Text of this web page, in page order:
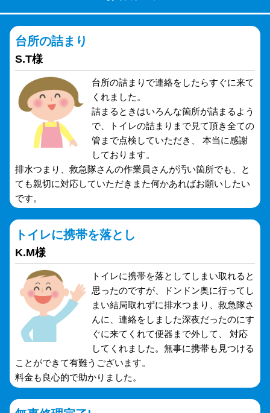
台所の詰まり
S.T様
台所の詰まりで連絡をしたらすぐに来て
くれました。
詰まるときはいろんな箇所が詰まるよう
で、トイレの詰まりまで見て頂き全ての
管まで点検していただき、 本当に感謝
しております。
排水つまり、救急隊さんの作業員さんが汚い箇所でも、と
ても親切に対応していただきまた何かあればお願いしたい
です。
トイレに携帯を落とし
K.M様
トイレに携帯を落としてしまい取れると
思ったのですが、ドンドン奥に行ってし
まい結局取れずに排水つまり、救急隊さ
んに、連絡をしました深夜だったのにす
ぐに来てくれて便器まで外して、 対応
してくれました。無事に携帯も見つける
ことができて有難うございます。
料金も良心的で助かりました。